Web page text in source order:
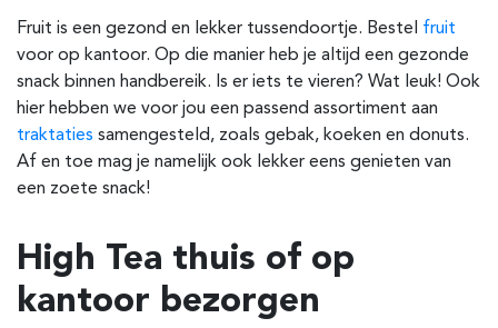
Fruit is een gezond en lekker tussendoortje. Bestel fruit
voor op kantoor. Op die manier heb je altijd een gezonde
snack binnen handbereik. Is er iets te vieren? Wat leuk! Ook
hier hebben we voor jou een passend assortiment aan
traktaties samengesteld, zoals gebak, koeken en donuts.
Af en toe mag je namelijk ook lekker eens genieten van
een zoete snack!
High Tea thuis of op
kantoor bezorgen